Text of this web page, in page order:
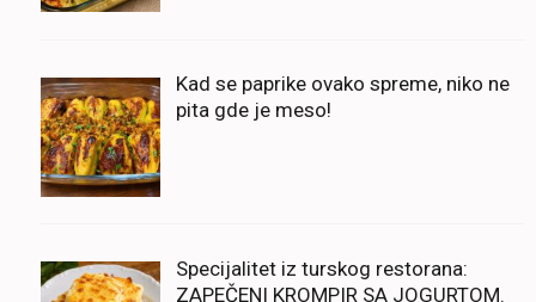
Kad se paprike ovako spreme, niko ne
pita gde je meso!
Specijalitet iz turskog restorana:
ZAPEČENI KROMPIR SA JOGURTOM.